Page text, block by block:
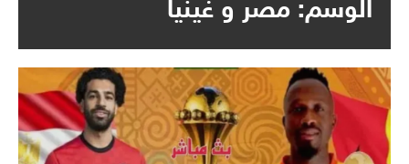
الوسم: مصر و غينيا